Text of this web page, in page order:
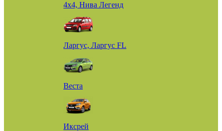
4х4, Нива Легенд
Ларгус, Ларгус FL
Веста
Иксрей